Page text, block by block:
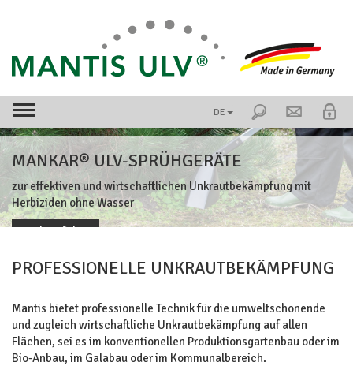
DE
MANKAR® ULV-SPRÜHGERÄTE
zur effektiven und wirtschaftlichen Unkrautbekämpfung mit
Herbiziden ohne Wasser
mehr erfahren
PROFESSIONELLE UNKRAUTBEKÄMPFUNG
Mantis bietet professionelle Technik für die umweltschonende
und zugleich wirtschaftliche Unkrautbekämpfung auf allen
Flächen, sei es im konventionellen Produktionsgartenbau oder im
Bio-Anbau, im Galabau oder im Kommunalbereich.